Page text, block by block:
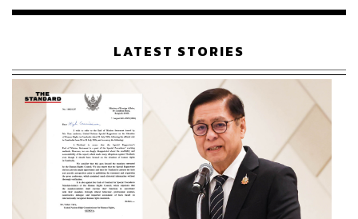
นวัตกรรม
เรือนไทยที่ถูกซุกไว้
LATEST STORIES